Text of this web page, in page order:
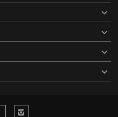



